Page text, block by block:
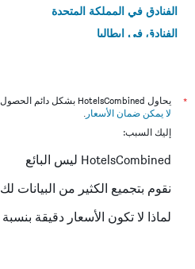
الفنادق في المملكة المتحدة
الفنادق في إيطاليا
*
يحاول HotelsCombined بشكل دائم الحصول على الأسعار الدقيقة، ولكن
لا يمكن ضمان الأسعار .
إليك السبب:
HotelsCombined ليس البائع
نقوم بتجميع الكثير من البيانات لك
لماذا لا تكون الأسعار دقيقة بنسبة 100٪؟